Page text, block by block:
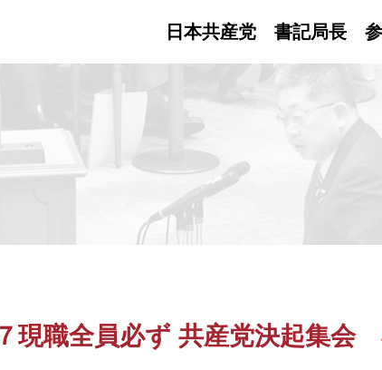
日本共産党 書記局長
職全員必ず 共産党決起集会